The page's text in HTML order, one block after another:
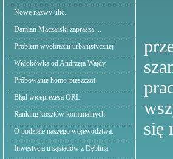
Nowe nazwy ulic.
Damian Mączarski zaprasza ...
Problem wyobraźni urbanistycznej
Widokówka od Andrzeja Wajdy
Próbowanie homo-pieszczot
Błąd wiceprezesa ORL
Ranking kosztów komunalnych.
O podziale naszego województwa.
Inwestycja u sąsiadów z Dęblina
się